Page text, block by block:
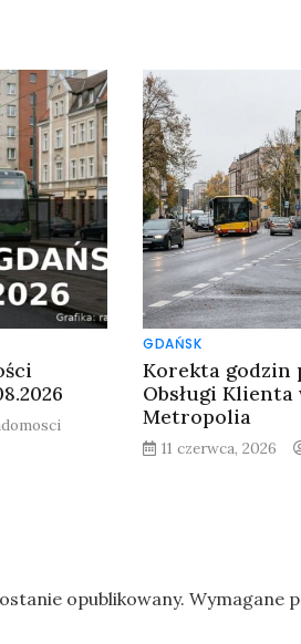
GDAŃSK
Korekta godzin
Obsługi
Metropolia
11 czerwca, 2026
opublikowany. Wymagane